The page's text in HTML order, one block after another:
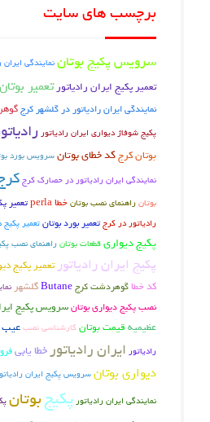
برچسب های سایت
سرویس پکیج بوتاننمایندگی
تعمیر پکیج ایران رادیاتورتعمیر بوتان
نمایندگی ایران رادیاتور در گلشهر کرج
پکیج شوفاژ دیواری ایران رادیاتور
بوتان کرجکد خطای بوتان سرویس بورد
نمایندگی ایران رادیاتور در حصارک کرج
بوتانراهنمای نصب بوتانخطا perla تعمیر
رادیاتور در کرجتعمیر بورد بوتانتعمیر پکیج
پکیج دیواری قطعات بوتان راهنمای نصب
پکیج ایران رادیاتورتعمیر پکیج
کد خطاگوهردشت کرجButaneگلشهر
نصب پکیج دیواری بوتانسرویس پکیج
عظیمیه قیمت بوتان کارشناسی نصبعیب
رادیاتور ایران رادیاتورخطا یابی
دیواری بوتانسرویس پکیج ایران
نمایندگی ایران رادیاتورپکیجبوتان